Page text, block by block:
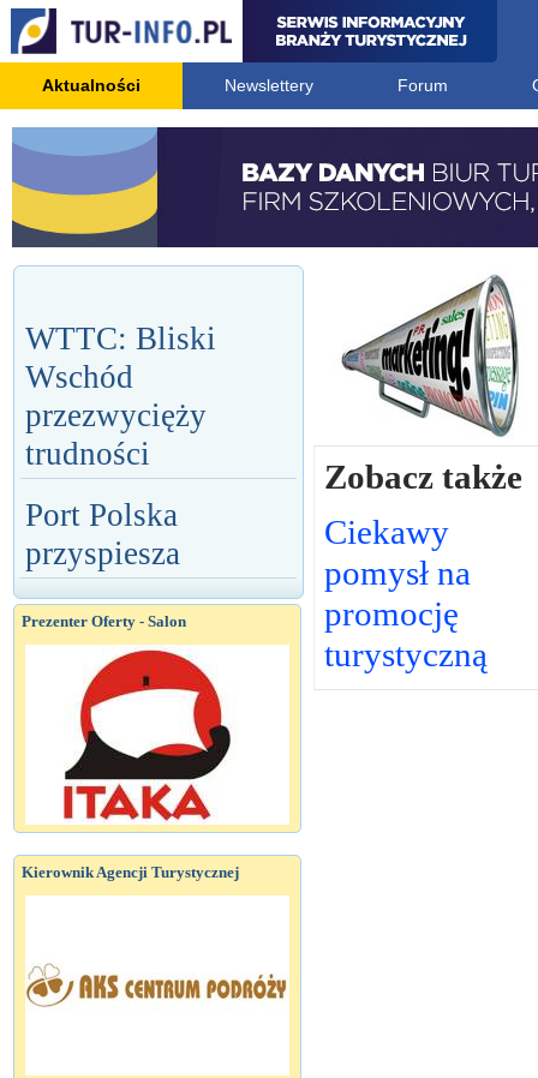
Aktualności Newslettery Forum
WTTC: Bliski
Wschód
przezwycięży
trudności
Port Polska
przyspiesza
Prezenter Oferty - Salon
Kierownik Agencji Turystycznej
Zobacz także
Ciekawy
pomysł na
promocję
turystyczną